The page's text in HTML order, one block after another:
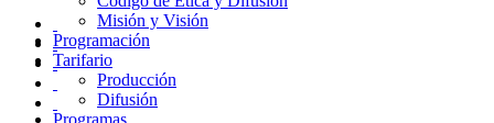
Misión y Visión
Programación
Tarifario
Producción
Difusión
Programas